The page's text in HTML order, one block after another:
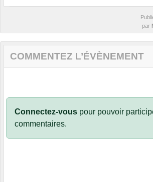
par
COMMENTEZ L’ÉVÈNEMENT
Connectez-vous pour pouvoir
commentaires.